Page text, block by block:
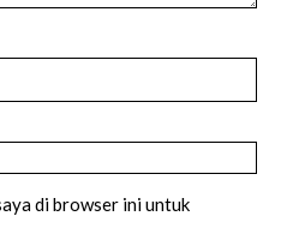
di browser ini untuk